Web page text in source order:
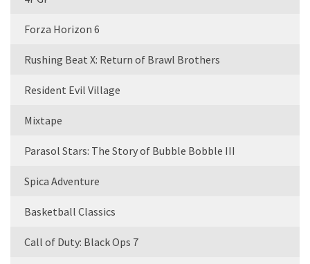
Forza Horizon 6
Rushing Beat X: Return of Brawl Brothers
Resident Evil Village
Mixtape
Parasol Stars: The Story of Bubble Bobble III
Spica Adventure
Basketball Classics
Call of Duty: Black Ops 7